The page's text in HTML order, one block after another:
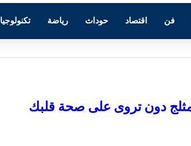
فن اقتصاد حوداث رياضة تكنولوجيا
دون تروى على صحة قلبك